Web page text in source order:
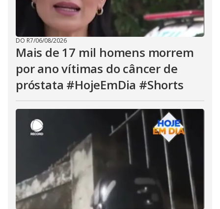
DO R7/06/08/2026
Mais de 17 mil homens morrem
por ano vítimas do câncer de
próstata #HojeEmDia #Shorts